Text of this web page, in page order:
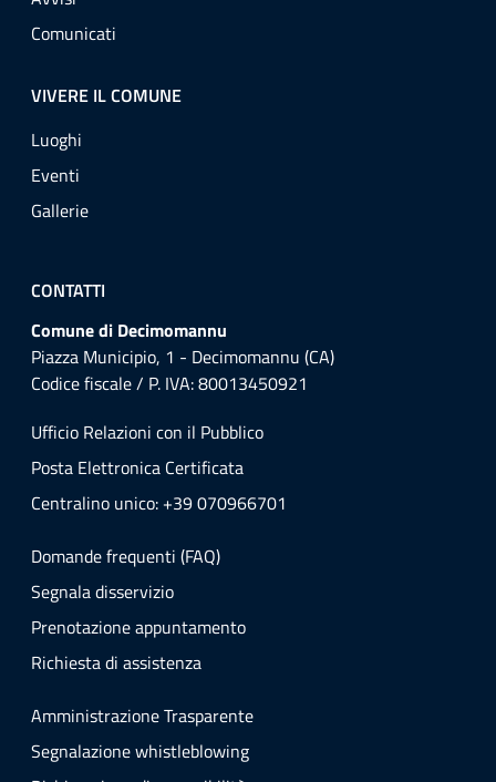
Comunicati
VIVERE IL COMUNE
Luoghi
Eventi
Gallerie
CONTATTI
Comune di Decimomannu
Piazza Municipio, 1 - Decimomannu (CA)
Codice fiscale / P. IVA: 80013450921
Ufficio Relazioni con il Pubblico
Posta Elettronica Certificata
Centralino unico: +39 070966701
Domande frequenti (FAQ)
Segnala disservizio
Prenotazione appuntamento
Richiesta di assistenza
Amministrazione Trasparente
Segnalazione whistleblowing